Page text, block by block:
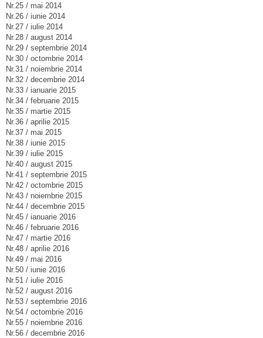
Nr.25 / mai 2014
Nr.26 / iunie 2014
Nr.27 / iulie 2014
Nr.28 / august 2014
Nr.29 / septembrie 2014
Nr.30 / octombrie 2014
Nr.31 / noiembrie 2014
Nr.32 / decembrie 2014
Nr.33 / ianuarie 2015
Nr.34 / februarie 2015
Nr.35 / martie 2015
Nr.36 / aprilie 2015
Nr.37 / mai 2015
Nr.38 / iunie 2015
Nr.39 / iulie 2015
Nr.40 / august 2015
Nr.41 / septembrie 2015
Nr.42 / octombrie 2015
Nr.43 / noiembrie 2015
Nr.44 / decembrie 2015
Nr.45 / ianuarie 2016
Nr.46 / februarie 2016
Nr.47 / martie 2016
Nr.48 / aprilie 2016
Nr.49 / mai 2016
Nr.50 / iunie 2016
Nr.51 / iulie 2016
Nr.52 / august 2016
Nr.53 / septembrie 2016
Nr.54 / octombrie 2016
Nr.55 / noiembrie 2016
Nr.56 / decembrie 2016